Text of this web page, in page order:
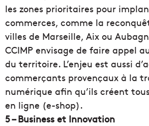
les zones prioritaires pour
commerces, comme la
villes de Marseille, Aix ou
CCIMP envisage de faire appel
du territoire. L’enjeu est aussi
commerçants provençaux à la
numérique afin qu’ils créent
en ligne (e-shop).
5 – Business et Innovation